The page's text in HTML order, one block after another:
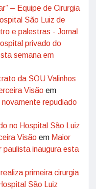
– Equipe de Cirurgia
São Luiz de
e palestras - Jornal
privado do
semana em
da SOU Valinhos
Visão em
novamente repudiado
no Hospital São Luiz
Visão em Maior
paulista inaugura esta
primeira cirurgia
São Luiz